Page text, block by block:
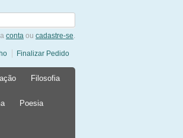
conta ou cadastre-se.
Finalizar Pedido
Filosofia
Poesia